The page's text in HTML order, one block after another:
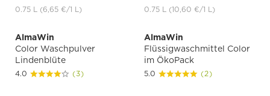
0.75 L (6,65 €/1 L) 0.75 L (10,60 €/1 L)
AlmaWin
Color Waschpulver
Lindenblüte
4.0 (3)
AlmaWin
Flüssigwaschmittel Color
im ÖkoPack
5.0 (2)